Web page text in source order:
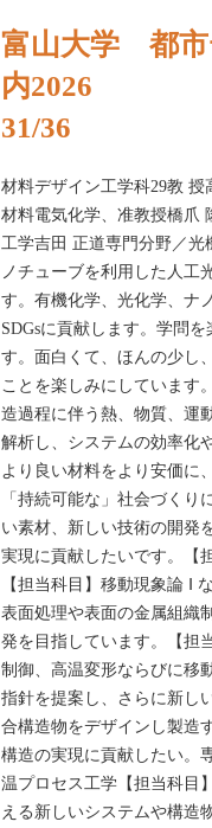
富山大学 都
内2026
31/36
材料デザイン工学科29教
材料電気化学、准教授橋爪
工学吉田 正道専門分野／光
ノチューブを利用した人工
す。有機化学、光化学、ナ
SDGsに貢献します。学問
す。面白くて、ほんの少し
ことを楽しみにしています
造過程に伴う熱、物質、運
解析し、システムの効率化
より良い材料をより安価に
「持続可能な」社会づくり
い素材、新しい技術の開発
実現に貢献したいです。【
【担当科目】移動現象論 Ⅰ
表面処理や表面の金属組織
発を目指しています。【担
制御、高温変形ならびに移
指針を提案し、さらに新し
合構造物をデザインし製造
構造の実現に貢献した
温プロセス工学【担当科目
える新しいシステムや構造